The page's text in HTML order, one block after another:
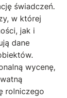
świadczeń.
w której
jak i
dane
wycenę,
rolniczego